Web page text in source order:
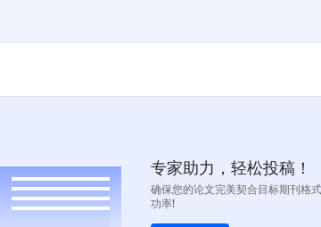
专家助力，轻松投稿！
确保您的论文完美契合目标期刊格
功率!